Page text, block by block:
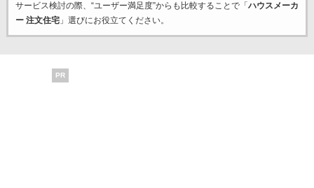
サービス検討の際、“ユーザー満足度”からも比較することで「 ハウスメーカ
ー 注文住宅」選びにお役立てください。
PR